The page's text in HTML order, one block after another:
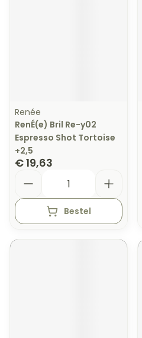
Renée
RenÉ(e) Bril Re-y02
Espresso Shot Tortoise
+2,5
€ 19,63
Bestel